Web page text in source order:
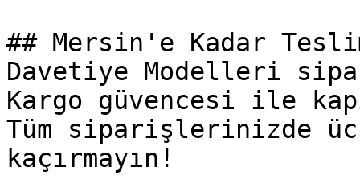
## Mersin'e Kadar
Davetiye Modelleri
Kargo güvencesi ile
Tüm siparişlerinizde
kaçırmayın!